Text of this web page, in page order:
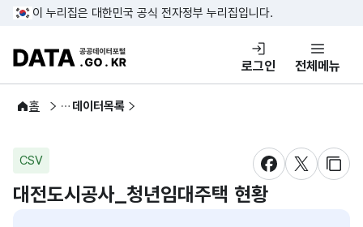
콘텐츠 바로가기
푸터 바로가기
이 누리집은 대한민국 공식 전자정부 누리집입니다.
DATA.GO.KR 공공데이터포털
로그인 전체메뉴
홈
공공데이터 데이터목록
CSV
새창 열림새창 열림
새창
대전도시공사_청년임대주택 현황